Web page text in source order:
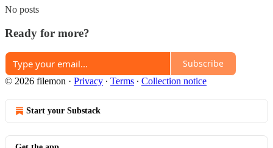
No posts
Ready for more?
Subscribe
© 2026 filemon · Privacy ∙ Terms ∙ Collection notice
Start your Substack